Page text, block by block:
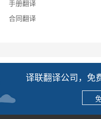
手册翻译
合同翻译
译联翻译公司，免